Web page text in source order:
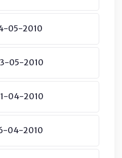
05-2010
05-2010
04-2010
04-2010